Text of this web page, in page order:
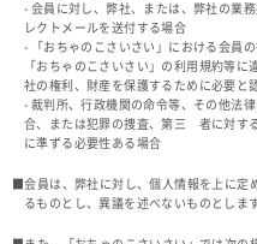
- 会員に対し、弊社、または、弊社の業
レクトメールを送付する場合
- 「おちゃのこさいさい」における会員
「おちゃのこさいさい」の利用規約等
社の権利、財産を保護するために必要と
- 裁判所、行政機関の命令等、その他法
合、または犯罪の捜査、第三 者に対す
に準ずる必要性ある場合
■会員は、弊社に対し、個人情報を上に定
るものとし、異議を述べないものとしま